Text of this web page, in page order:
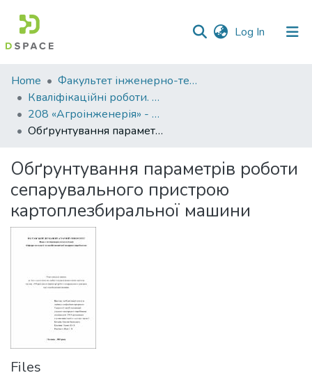
Log In (current)
Communities
&
Collections
All of DSpace
Statistics
Home
Факультет інженерно-технологічний
Кваліфікаційні роботи. Факультет інженерно-технологічний
208 «Агроінженерія» - Магістри 2021-2022
Обґрунтування параметрів роботи сепарувального пристрою картоплезбиральної машини
Обґрунтування параметрів роботи
сепарувального пристрою
картоплезбиральної машини
Files